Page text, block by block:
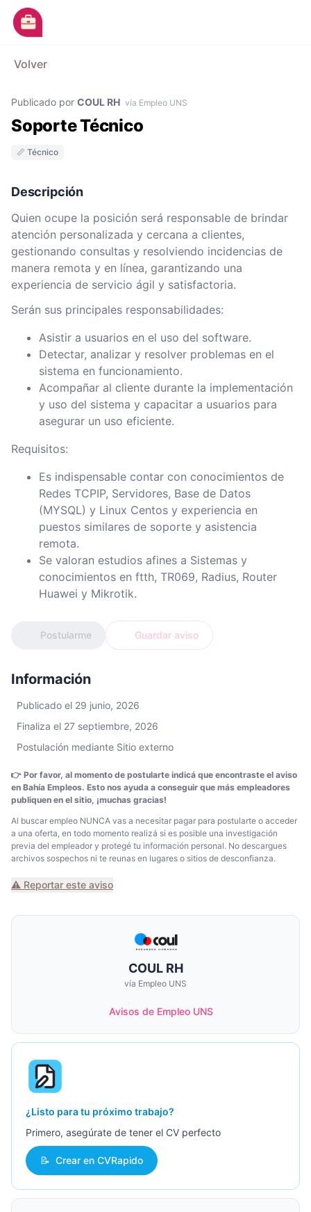
Ir al contenido principal
Categorías
Empresas
Blog
Dejá tu CV
Volver
Publicado por COUL RH vía Empleo UNS
Soporte Técnico
📏 Técnico
Descripción
Quien ocupe la posición será responsable de brindar
atención personalizada y cercana a clientes,
gestionando consultas y resolviendo incidencias de
manera remota y en línea, garantizando una
experiencia de servicio ágil y satisfactoria.
Serán sus principales responsabilidades:
Asistir a usuarios en el uso del software.
Detectar, analizar y resolver problemas en el
sistema en funcionamiento.
Acompañar al cliente durante la implementación
y uso del sistema y capacitar a usuarios para
asegurar un uso eficiente.
Requisitos:
Es indispensable contar con conocimientos de
Redes TCPIP, Servidores, Base de Datos
(MYSQL) y Linux Centos y experiencia en
puestos similares de soporte y asistencia
remota.
Se valoran estudios afines a Sistemas y
conocimientos en ftth, TR069, Radius, Router
Huawei y Mikrotik.
Postularme Guardar aviso
Información
Publicado el 29 junio, 2026
Finaliza el 27 septiembre, 2026
Postulación mediante Sitio externo
👉 Por favor, al momento de postularte indicá que encontraste el aviso
en Bahía Empleos. Esto nos ayuda a conseguir que más empleadores
publiquen en el sitio, ¡muchas gracias!
Al buscar empleo NUNCA vas a necesitar pagar para postularte o acceder
a una oferta, en todo momento realizá si es posible una investigación
previa del empleador y protegé tu información personal. No descargues
archivos sospechos ni te reunas en lugares o sitios de desconfianza.
⚠️ Reportar este aviso
COUL RH
vía Empleo UNS
Avisos de Empleo UNS
¿Listo para tu próximo trabajo?
Primero, asegúrate de tener el CV perfecto
📝 Crear en CVRapido